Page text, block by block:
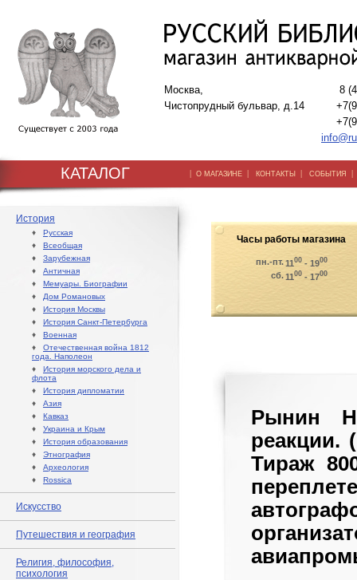
Москва,
Чистопрудный бульвар, д.14
8
КАТАЛОГ | О МАГАЗИНЕ | КОНТАКТЫ | СОБЫТИЯ
История
♦ Русская
♦ Всеобщая
♦ Зарубежная
♦ Античная
♦ Мемуары. Биографии
♦ Дом Романовых
♦ История Москвы
♦ История Санкт-Петербурга
♦ Военная
♦ Отечественная война 1812
года. Наполеон
♦ История морского дела и
флота
♦ История дипломатии
♦ Азия
♦ Кавказ
♦ Украина и Крым
♦ История образования
♦ Этнография
♦ Археология
♦ Rossica
Искусство
Путешествия и география
Религия, философия,
психология
Часы работы магазина
пн.-пт.1100 - 1900
сб.1100 - 1700
Рынин
реакции.
Тираж